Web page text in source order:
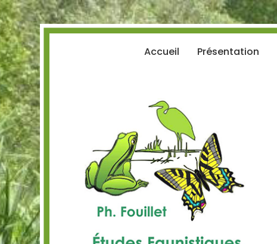
Accueil Présentation
Panneau de gestion des cookies